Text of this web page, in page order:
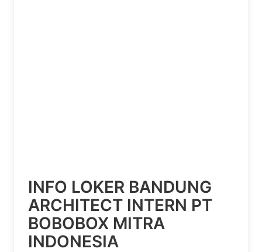
INFO LOKER BANDUNG
ARCHITECT INTERN PT
BOBOBOX MITRA
INDONESIA